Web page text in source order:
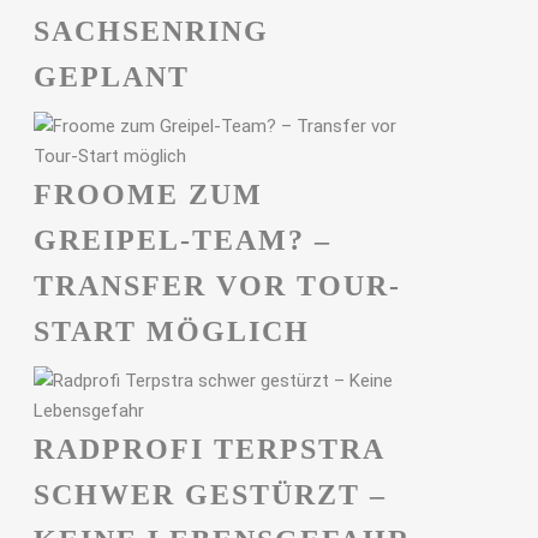
ACHSENRING G
EPLANT
FROOME ZUM
GREIPEL-TEAM? –
TRANSFER VOR TOUR-
START MÖGLICH
RADPROFI TERPSTRA
SCHWER GESTÜRZT –